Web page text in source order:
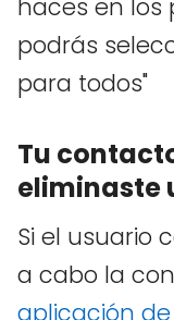
haces en los
podrás
para todos"
Tu
eliminaste
Si el usuario
a cabo la
aplicación